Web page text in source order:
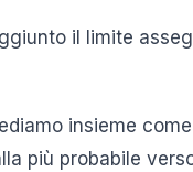
il limite
insieme come
più probabile